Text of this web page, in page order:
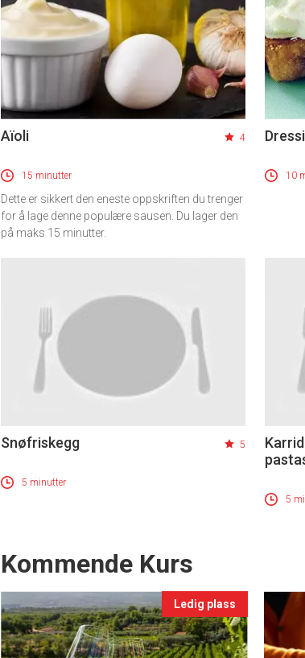
Aïoli 4
15 minutter
Dette er sikkert den eneste oppskriften du trenger
for å lage denne populære sausen. Du lager den
på maks 15 minutter.
10
Snøfriskegg 5
5 minutter
5
Events
Kommende Kurs
Ledig plass